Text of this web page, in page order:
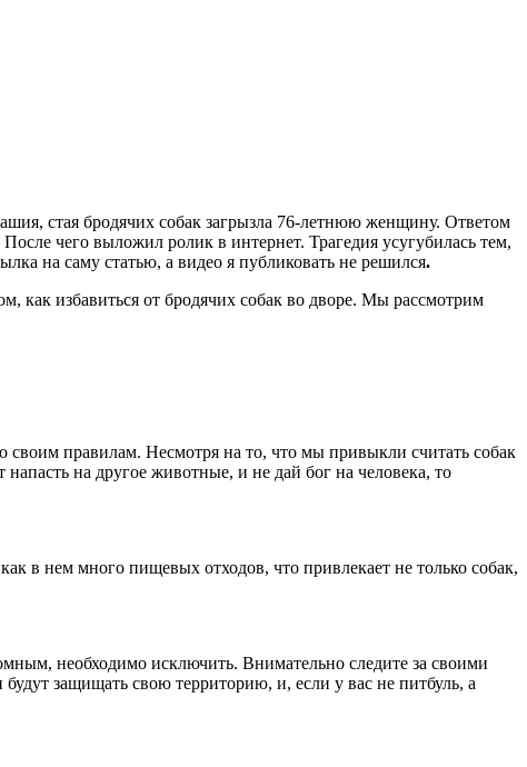
стая бродячих собак загрызла 76-летнюю женщину. Ответом
чего выложил ролик в интернет. Трагедия усугубилась тем,
на саму статью, а видео я публиковать не решился.
как избавиться от бродячих собак во дворе. Мы рассмотрим
своим правилам. Несмотря на то, что мы привыкли считать собак
на другое животные, и не дай бог на человека, то
в нем много пищевых отходов, что привлекает не только собак,
необходимо исключить. Внимательно следите за своими
защищать свою территорию, и, если у вас не питбуль, а